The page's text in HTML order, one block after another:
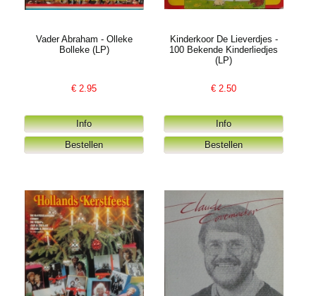
Vader Abraham - Olleke
Bolleke (LP)
€ 2.95
Kinderkoor De Lieverdjes -
100 Bekende Kinderliedjes
(LP)
€ 2.50